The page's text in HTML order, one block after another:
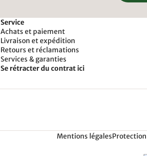
Service
Achats et paiement
Livraison et expédition
Retours et réclamations
Services & garanties
Se rétracter du contrat ici
Mentions légales